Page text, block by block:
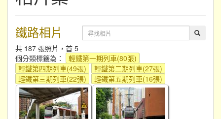
鐵路相片
共 187 張照片，首 5
個分類標籤為：
輕鐵第一期列車(80張)
輕鐵第四期列車(49張)
輕鐵第二期列車(27張)
輕鐵第三期列車(22張)
輕鐵第五期列車(16張)